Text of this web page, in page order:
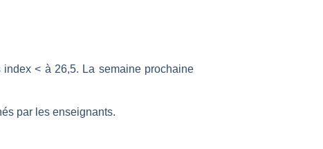
< à 26,5. La semaine prochaine
par les enseignants.